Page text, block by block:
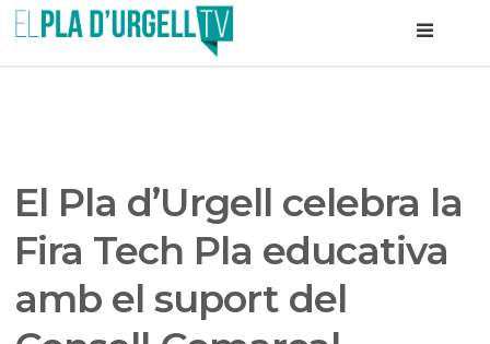
El Pla d’Urgell celebra la
Fira Tech Pla educativa
amb el suport del